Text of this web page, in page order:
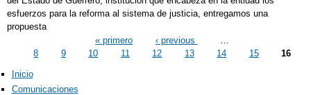
esfuerzos para la reforma al sistema de justicia, entregamos una
propuesta
Pages « primero ‹ previous
8
9 10 11 12 13 14 15 16
Inicio
Comunicaciones